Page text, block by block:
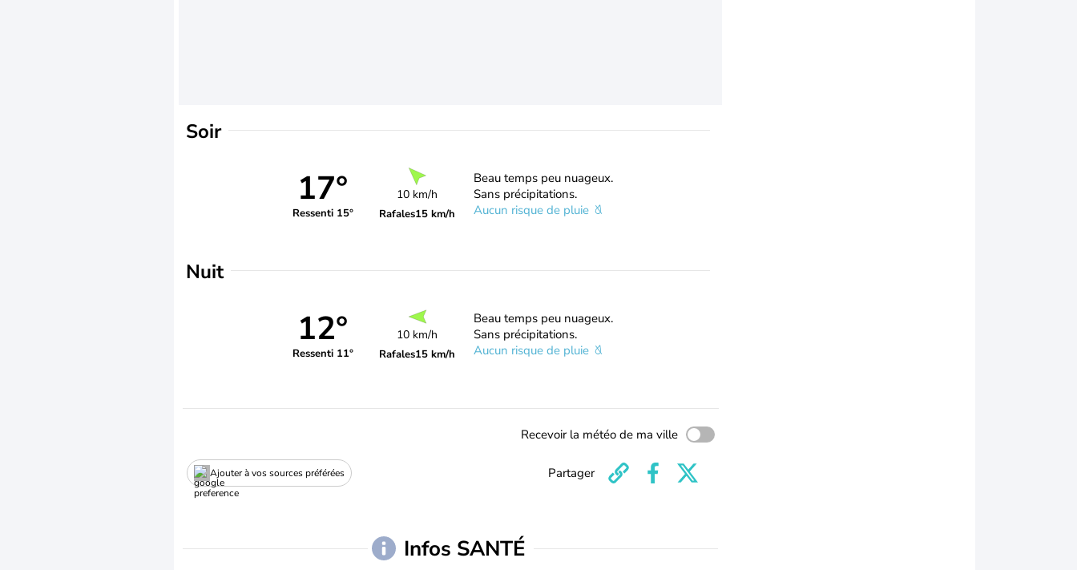
Soir
17°
Ressenti 15°
10 km/h
Rafales15 km/h
Beau temps peu nuageux.
Sans précipitations.
Aucun risque de pluie
Nuit
12°
Ressenti 11°
10 km/h
Rafales15 km/h
Beau temps peu nuageux.
Sans précipitations.
Aucun risque de pluie
Recevoir la météo de ma ville
Ajouter à vos sources préférées Partager
Infos SANTÉ